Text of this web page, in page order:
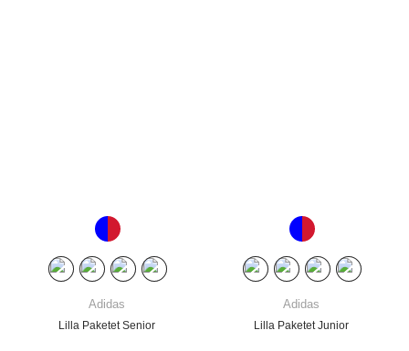
Adidas
Lilla Paketet Senior
Adidas
Lilla Paketet Junior